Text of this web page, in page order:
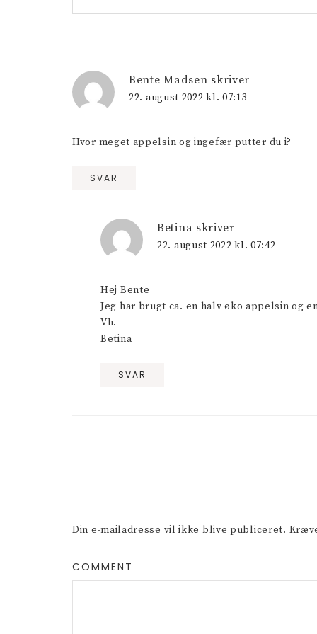
Bente Madsen skriver
22. august 2022 kl. 07:13
Hvor meget appelsin og ingefær putter du i?
SVAR
Betina skriver
22. august 2022 kl. 07:42
Hej Bente
Jeg har brugt ca. en halv øko appelsin og
Vh.
Betina
SVAR
Din e-mailadresse vil ikke blive publiceret.
COMMENT